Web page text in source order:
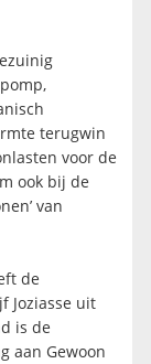
terugwin
voor de
ook bij de
van
de
Joziasse uit
is de
aan Gewoon